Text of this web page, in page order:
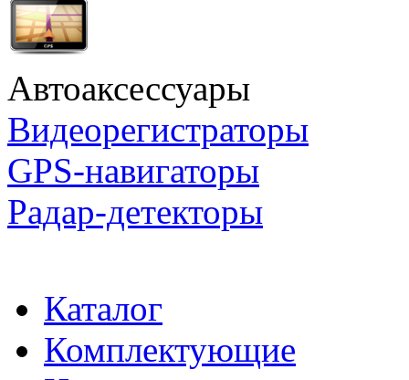
Автоаксессуары
Видеорегистраторы
GPS-навигаторы
Радар-детекторы
Каталог
Комплектующие